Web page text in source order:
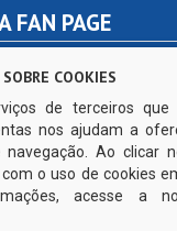
FAN PAGE
COOKIES
de terceiros que
nos ajudam a
navegação. Ao clicar
o uso de cookies
acesse a